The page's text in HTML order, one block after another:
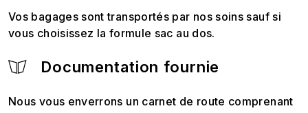
Vos bagages sont transportés par nos soins sauf si
vous choisissez la formule sac au dos.
Documentation fournie
Nous vous enverrons un carnet de route comprenant